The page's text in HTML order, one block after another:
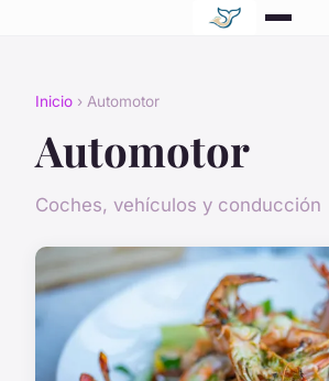
Inicio › Automotor
Automotor
Coches, vehículos y conducción